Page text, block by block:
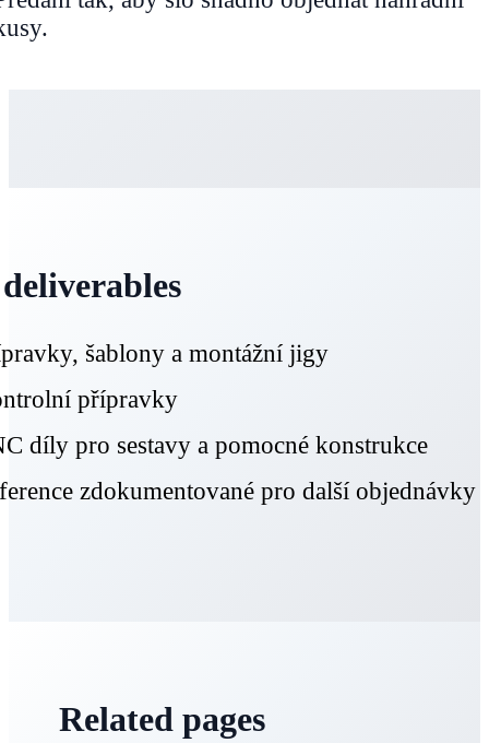
šablony a montážní jigy
přípravky
díly pro sestavy a pomocné konstrukce
zdokumentované pro další objednávky
Related pages